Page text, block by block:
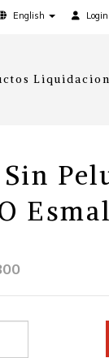
English Login
Liquidacion